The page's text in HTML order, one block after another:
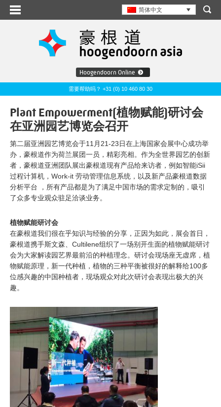
简体中文
Hoogendoorn Online
需要帮助吗？ +31 (0) 10 460 80 30
Plant Empowerment(植物赋能)研讨会
在亚洲园艺博览会召开
第二届亚洲园艺博览会于11月21-23日在上海国家会展中心成功举
办，豪根道作为荷兰展团一员，精彩亮相。作为全世界园艺的创新
者，豪根道亚洲团队展出豪根道现有产品给来访者，例如智能iSii
过程计算机，Work-it 劳动管理信息系统，以及新产品豪根道数据
分析平台 ，所有产品都是为了满足中国市场的需求定制的，吸引
了众多专业观众驻足洽谈业务。
植物赋能研讨会
在豪根道我们很在乎知识与经验的分享，正因为如此，展会首日，
豪根道携手斯文森、Cultilene组织了一场别开生面的植物赋能研讨
会为大家解读园艺界最前沿的种植理念。研讨会现场座无虚席，植
物赋能原理，新一代种植，植物的三种平衡被很好的解释给100多
位感兴趣的中国种植者，现场观众对此次研讨会表现出极大的兴
趣。